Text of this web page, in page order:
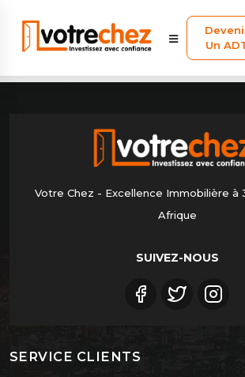
Un
Votre Chez - Excellence Immobilière à
Afrique
SUIVEZ-NOUS
SERVICE CLIENTS